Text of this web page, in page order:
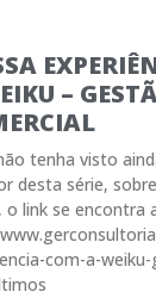
–
tenha visto
desta série,
o link se encontra
com-a-